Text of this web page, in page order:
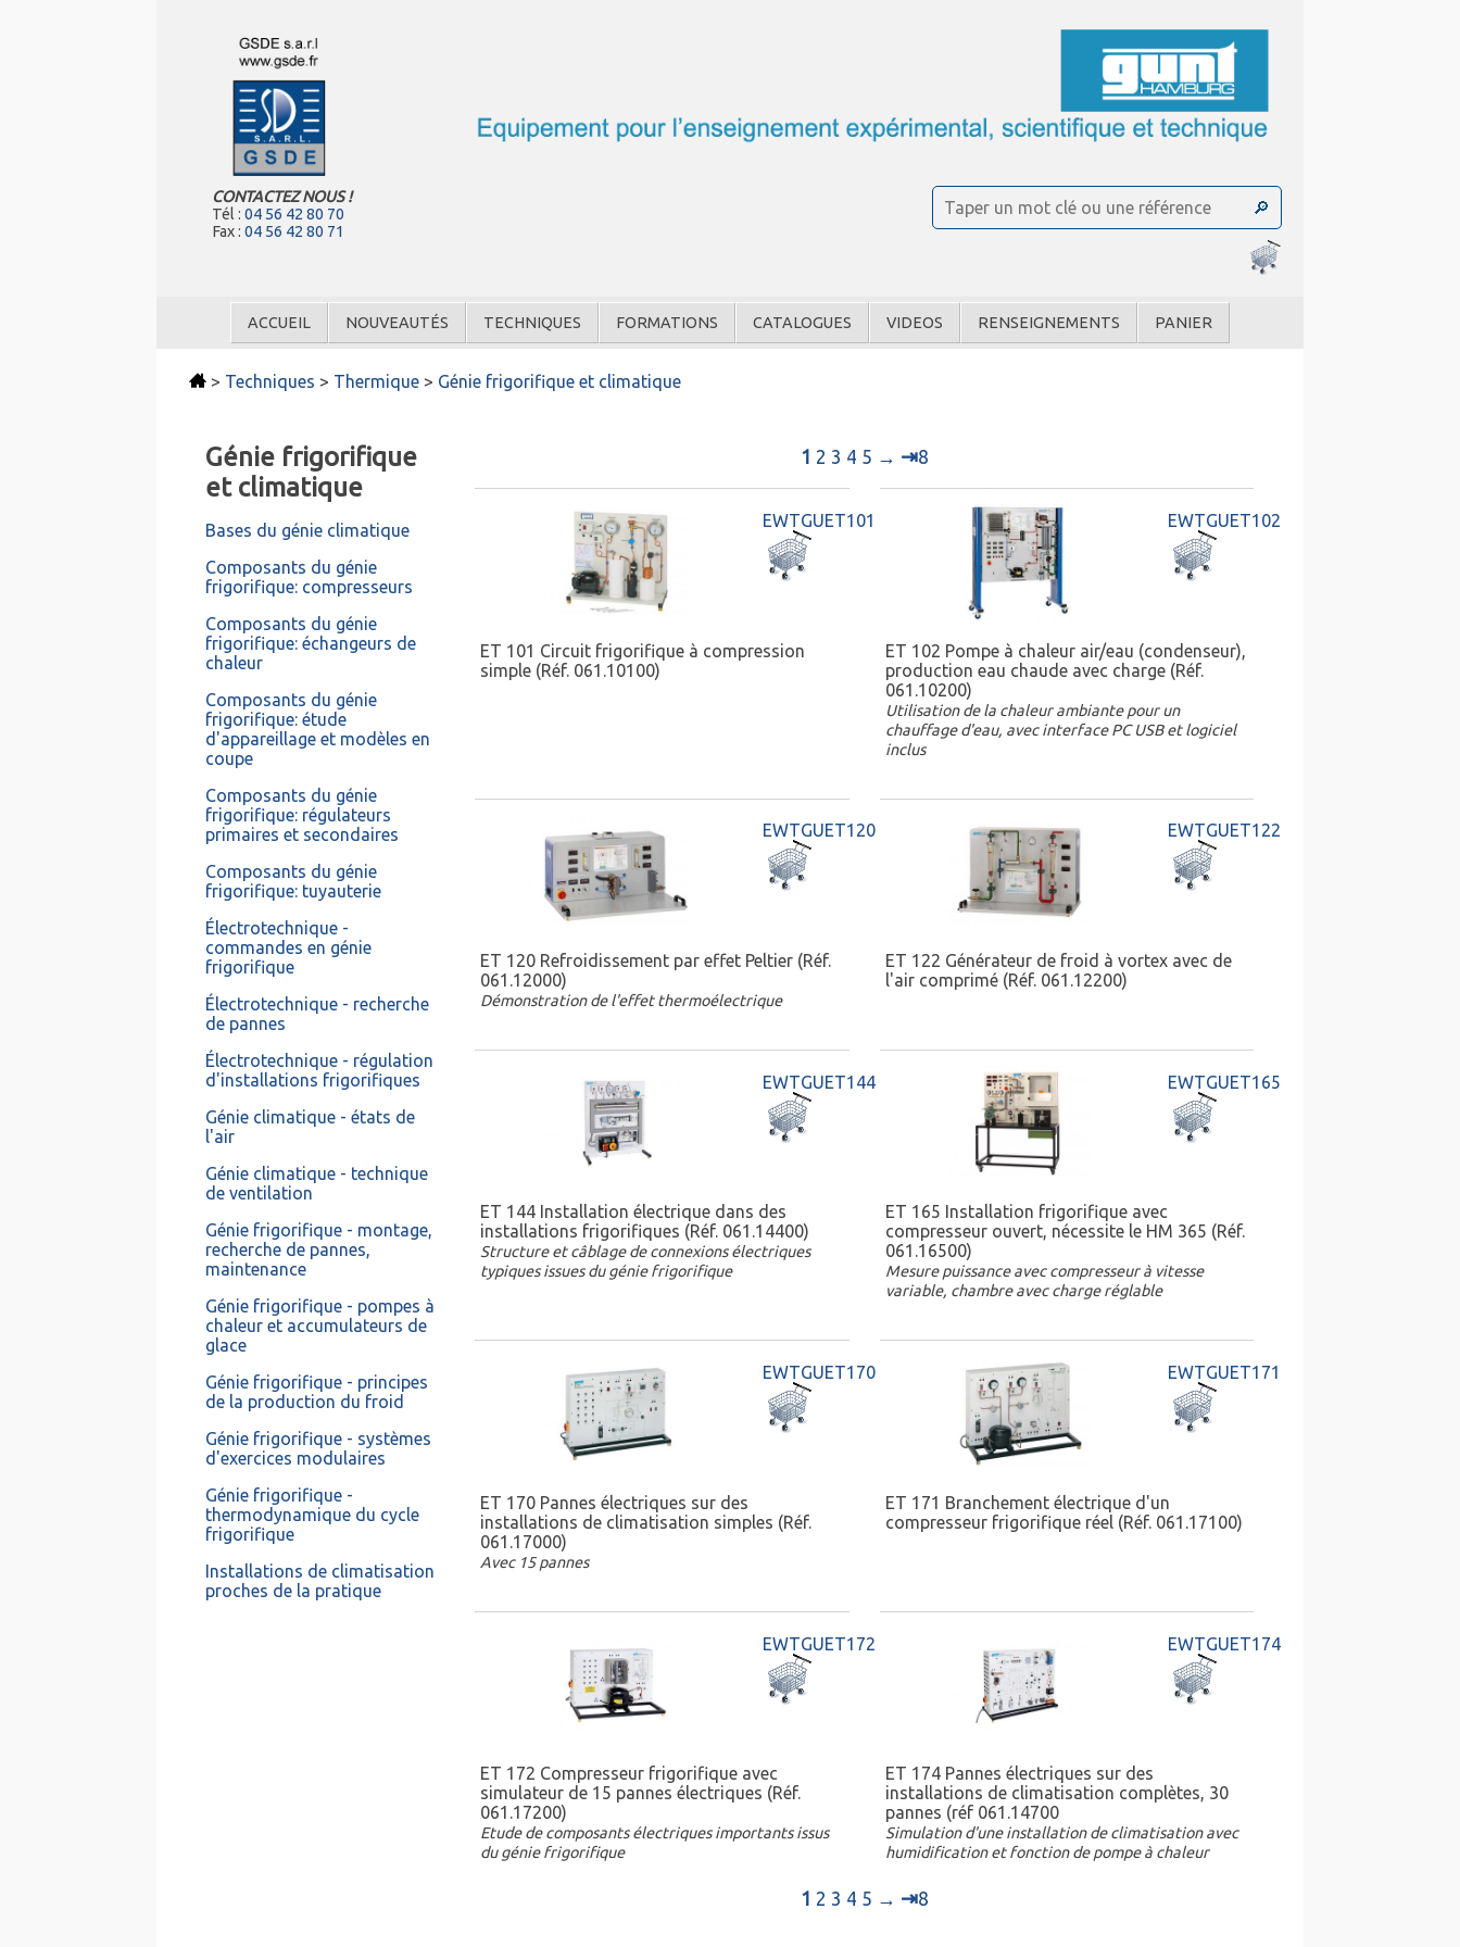
CONTACTEZ NOUS !
Tél : 04 56 42 80 70
Fax : 04 56 42 80 71
ACCUEIL NOUVEAUTÉS TECHNIQUES FORMATIONS CATALOGUES VIDEOS RENSEIGNEMENTS PANIER
> Techniques > Thermique > Génie frigorifique et climatique
Génie frigorifique
et climatique
Bases du génie climatique
Composants du génie
frigorifique: compresseurs
Composants du génie
frigorifique: échangeurs de
chaleur
Composants du génie
frigorifique: étude
d'appareillage et modèles en
coupe
Composants du génie
frigorifique: régulateurs
primaires et secondaires
Composants du génie
frigorifique: tuyauterie
Électrotechnique -
commandes en génie
frigorifique
Électrotechnique - recherche
de pannes
Électrotechnique - régulation
d'installations frigorifiques
Génie climatique - états de
l'air
Génie climatique - technique
de ventilation
Génie frigorifique - montage,
recherche de pannes,
maintenance
Génie frigorifique - pompes à
chaleur et accumulateurs de
glace
Génie frigorifique - principes
de la production du froid
Génie frigorifique - systèmes
d'exercices modulaires
Génie frigorifique -
thermodynamique du cycle
frigorifique
Installations de climatisation
proches de la pratique
1 2 3 4 5 → ⇥8
EWTGUET101
ET 101 Circuit frigorifique à compression
simple (Réf. 061.10100)
EWTGUET102
ET 102 Pompe à chaleur air/eau (condenseur),
production eau chaude avec charge (Réf.
061.10200)
Utilisation de la chaleur ambiante pour un
chauffage d'eau, avec interface PC USB et logiciel
inclus
EWTGUET120
ET 120 Refroidissement par effet Peltier (Réf.
061.12000)
Démonstration de l'effet thermoélectrique
EWTGUET122
ET 122 Générateur de froid à vortex avec de
l'air comprimé (Réf. 061.12200)
EWTGUET144
ET 144 Installation électrique dans des
installations frigorifiques (Réf. 061.14400)
Structure et câblage de connexions électriques
typiques issues du génie frigorifique
EWTGUET165
ET 165 Installation frigorifique avec
compresseur ouvert, nécessite le HM 365 (Réf.
061.16500)
Mesure puissance avec compresseur à vitesse
variable, chambre avec charge réglable
EWTGUET170
ET 170 Pannes électriques sur des
installations de climatisation simples (Réf.
061.17000)
Avec 15 pannes
EWTGUET171
ET 171 Branchement électrique d'un
compresseur frigorifique réel (Réf. 061.17100)
EWTGUET172
ET 172 Compresseur frigorifique avec
simulateur de 15 pannes électriques (Réf.
061.17200)
Etude de composants électriques importants issus
du génie frigorifique
EWTGUET174
ET 174 Pannes électriques sur des
installations de climatisation complètes, 30
pannes (réf 061.14700
Simulation d'une installation de climatisation avec
humidification et fonction de pompe à chaleur
1 2 3 4 5 → ⇥8